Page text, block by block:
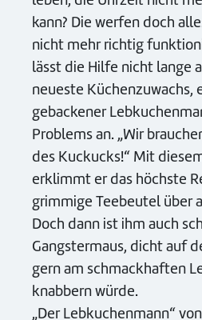
kann? Die werfen doch
nicht mehr richtig
lässt die Hilfe nicht lange
neueste Küchenzuwachs,
gebackener
Problems an. „Wir
des Kuckucks!“ Mit
erklimmt er das höchste
grimmige Teebeutel über
Doch dann ist ihm auch
Gangstermaus, dicht auf
gern am schmackhaften
knabbern würde.
„Der Lebkuchenmann“